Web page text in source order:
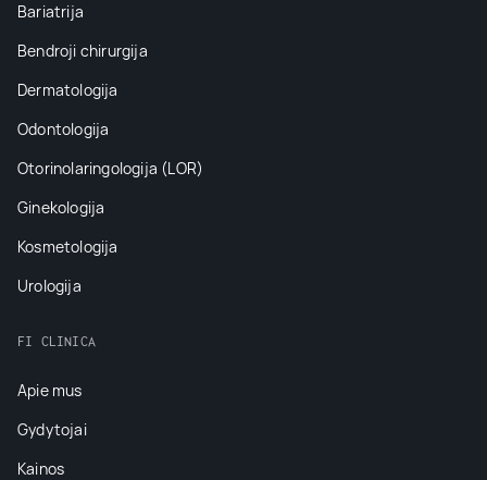
Bariatrija
Bendroji chirurgija
Dermatologija
Odontologija
Otorinolaringologija (LOR)
Ginekologija
Kosmetologija
Urologija
FI CLINICA
Apie mus
Gydytojai
Kainos